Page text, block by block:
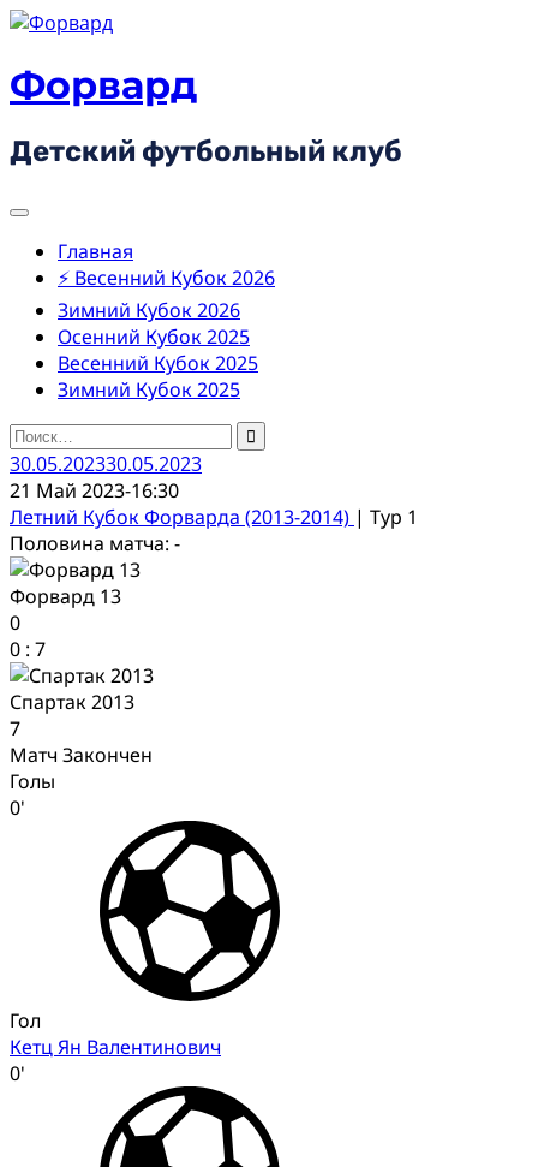
Skip
content
Форвард
Детский футбольный клуб
Главная
⚡ Весенний Кубок 2026
Зимний Кубок 2026
Осенний Кубок 2025
Весенний Кубок 2025
Зимний Кубок 2025
Найти:
30.05.202330.05.2023
21 Май 2023-16:30
Летний Кубок Форварда (2013-2014) | Тур 1
Половина матча: -
Форвард 13
0
0 : 7
Спартак 2013
7
Матч Закончен
Голы
0'
Гол
Кетц Ян Валентинович
0'